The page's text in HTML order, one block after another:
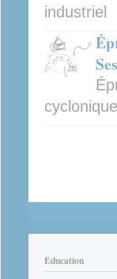
industriel
Éducation